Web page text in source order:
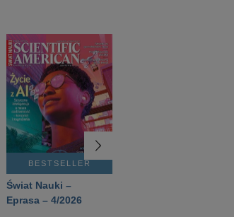
BESTSELLER
Świat Nauki –
Eprasa – 4/2026